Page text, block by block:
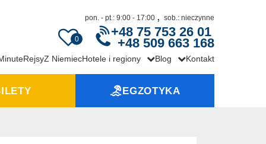
0
pon. - pt.: 9:00 - 17:00 , sob.: nieczynne
+48 75 753 26 01
+48 509 663 168
RejsyZ NiemiecHotele i regiony Blog Kontakt
EGZOTYKA